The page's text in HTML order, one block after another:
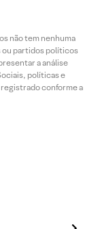
não tem nenhuma
ou partidos políticos
a análise
políticas e
conforme a